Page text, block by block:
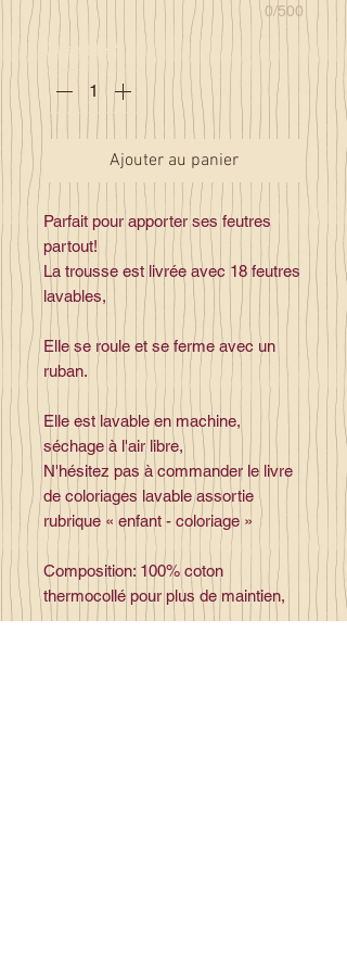
0/500
Quantité *
Ajouter au panier
Parfait pour apporter ses feutres
partout!
La trousse est livrée avec 18 feutres
lavables,
Elle se roule et se ferme avec un
ruban.
Elle est lavable en machine,
séchage à l'air libre,
N'hésitez pas à commander le livre
de coloriages lavable assortie
rubrique « enfant - coloriage »
Composition: 100% coton
thermocollé pour plus de maintien,